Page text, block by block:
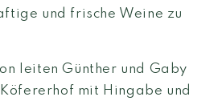
und frische Weine zu
leiten Günther und Gaby
mit Hingabe und